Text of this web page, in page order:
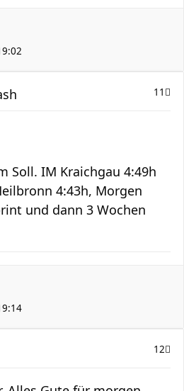
11
Soll. IM Kraichgau 4:49h
4:43h, Morgen
und dann 3 Wochen
12